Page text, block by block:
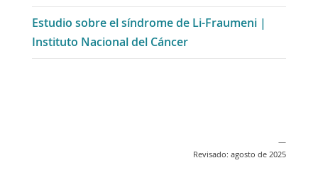
nueva
se
abre
en
Estudio sobre el síndrome de Li-Fraumeni |
Instituto Nacional del CáncerEnlace
se
ventana
—
Revisado: agosto de 2025